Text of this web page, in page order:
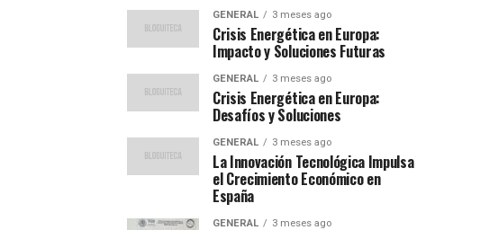
GENERAL 3 meses ago
Crisis Energética en Europa:
Impacto y Soluciones Futuras
GENERAL 3 meses ago
Crisis Energética en Europa:
Desafíos y Soluciones
GENERAL 3 meses ago
La Innovación Tecnológica Impulsa
el Crecimiento Económico en
España
GENERAL 3 meses ago